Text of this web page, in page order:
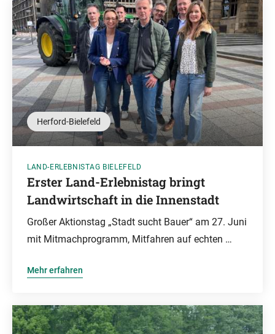
Herford-Bielefeld
LAND-ERLEBNISTAG BIELEFELD
Erster Land-Erlebnistag bringt
Landwirtschaft in die Innenstadt
Großer Aktionstag „Stadt sucht Bauer“ am 27. Juni
mit Mitmachprogramm, Mitfahren auf echten …
Mehr erfahren